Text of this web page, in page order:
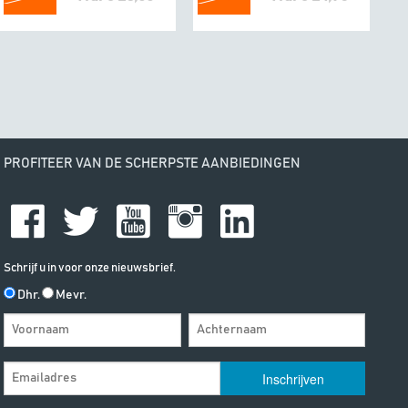
PROFITEER VAN DE SCHERPSTE AANBIEDINGEN
Schrijf u in voor onze nieuwsbrief.
Dhr. Mevr.